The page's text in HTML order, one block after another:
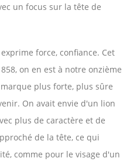
un focus sur la tête de
force, confiance. Cet
on en est à notre onzième
plus forte, plus sûre
On avait envie d'un lion
plus de caractère et de
de la tête, ce qui
comme pour le visage d'un